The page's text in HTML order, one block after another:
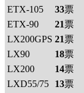
ETX-105
33票
ETX-90
21票
LX200GPS 21票
LX90
18票
LX200
14票
LXD55/75
13票